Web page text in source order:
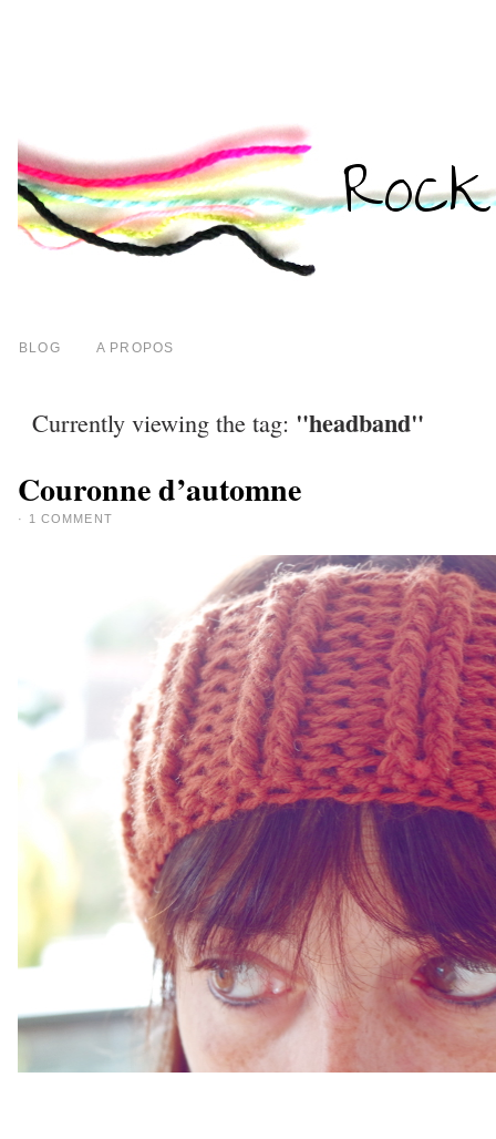
BLOG A PROPOS
Currently viewing the tag: "headband"
Couronne d’automne
· 1 COMMENT